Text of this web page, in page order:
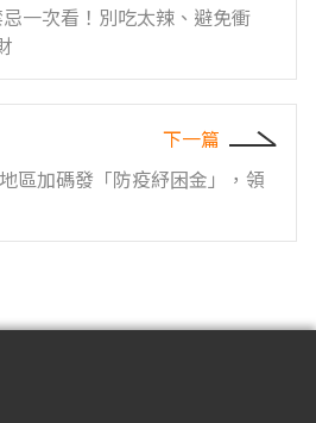
一次看！別吃太辣、避免衝
下一篇
區加碼發「防疫紓困金」，領